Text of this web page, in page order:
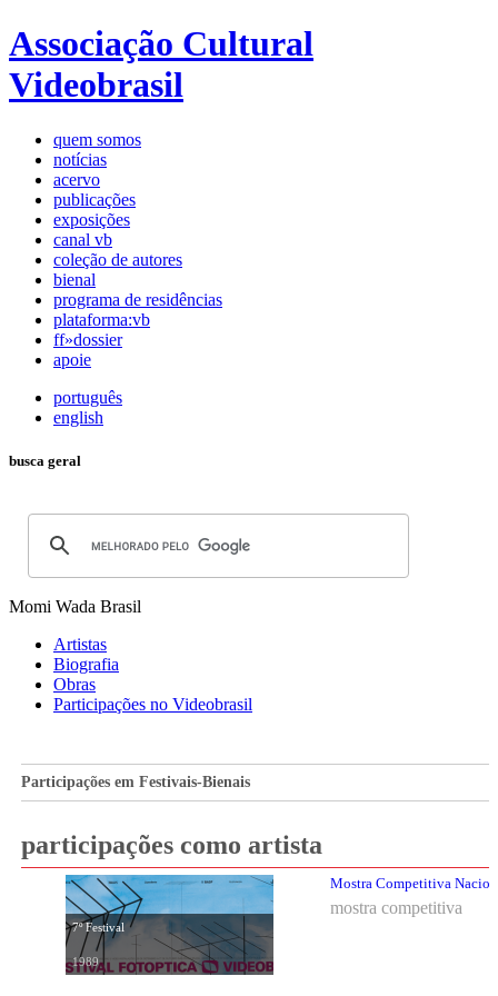
Associação Cultural
Videobrasil
quem somos
notícias
acervo
publicações
exposições
canal vb
coleção de autores
bienal
programa de residências
plataforma:vb
ff»dossier
apoie
português
english
busca geral
Momi Wada Brasil
Artistas
Biografia
Obras
Participações no Videobrasil
Participações em Festivais-Bienais
participações como artista
7º Festival
1989
Mostra Competitiva
mostra competitiva